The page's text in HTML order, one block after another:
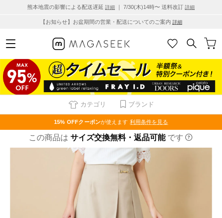
熊本地震の影響による配送遅延 詳細 ｜ 7/30(木)14時〜 送料改訂 詳細
【お知らせ】お盆期間の営業・配送についてのご案内 詳細
カテゴリ ブランド
15% OFFクーポンが使えます 利用条件を見る
この商品は サイズ交換無料・返品可能 です